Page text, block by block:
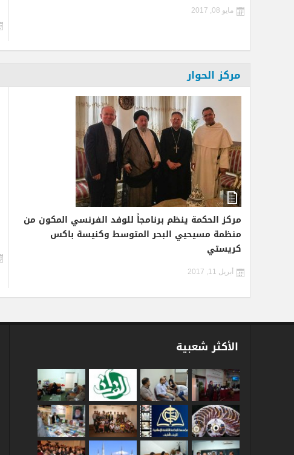
مايو 08, 2017
مركز الحوار
مركز الحكمة ينظم برنامجاً للوفد الفرنسي المكون من
منظمة مسيحيي البحر المتوسط وكنيسة باكس
كريستي
أبريل 11, 2017
الأكثر شعبية